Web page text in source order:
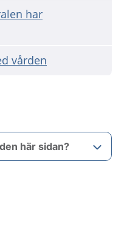
har
vården
här sidan?